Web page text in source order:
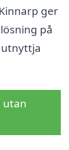
ger
på
utan